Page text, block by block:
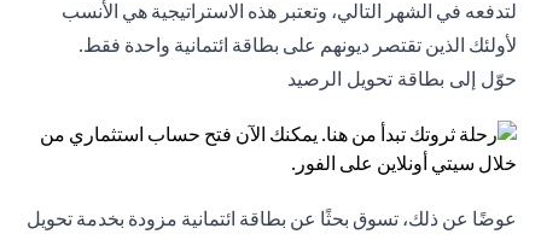
لتدفعه في الشهر التالي، وتعتبر هذه الاستراتيجية هي الأنسب
لأولئك الذين تقتصر ديونهم على بطاقة ائتمانية واحدة فقط.
حوّل إلى بطاقة تحويل الرصيد
عوضًا عن ذلك، تسوق بحثًا عن بطاقة ائتمانية مزودة بخدمة تحويل